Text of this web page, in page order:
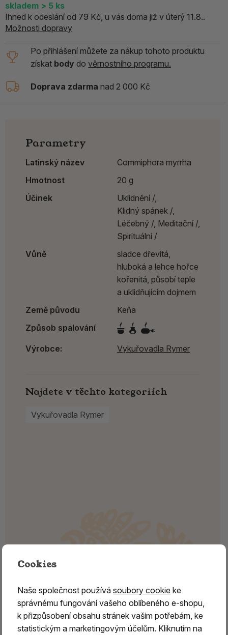
skladem > 5 ks
Ihned k odeslání od 79 Kč, u vás doma již v úterý 11.8..
Možnosti dopravy
Po přihlášení můžete za nákup tohoto produktu
získat body do věrnostního programu.
Doprava zdarma nad 2 000 Kč
Parametry
Latinský název
Commiphora myrrha
Hmotnost
20 g
Účinek
Uklidnění /,
Klidný spánek /,
Léčebný /, Meditační /,
Spirituální /
Vůně
sladce dřevitá,
hluboká a lehce hořce
kořenitá, působí teple
a uklidňujícím dojmem
Země původu
Keňa
Způsob spalování
Výrobce: Vykuřovadla Rymer
Najdete v těchto kategoriích
Vykuřovadla Rymer
Cookies
Naše společnost používásoubory cookie ke
správnému fungování vašeho oblíbeného e-shopu,
k přizpůsobení obsahu stránek vašim potřebám, ke
statistickým a marketingovým účelům. Kliknutím na